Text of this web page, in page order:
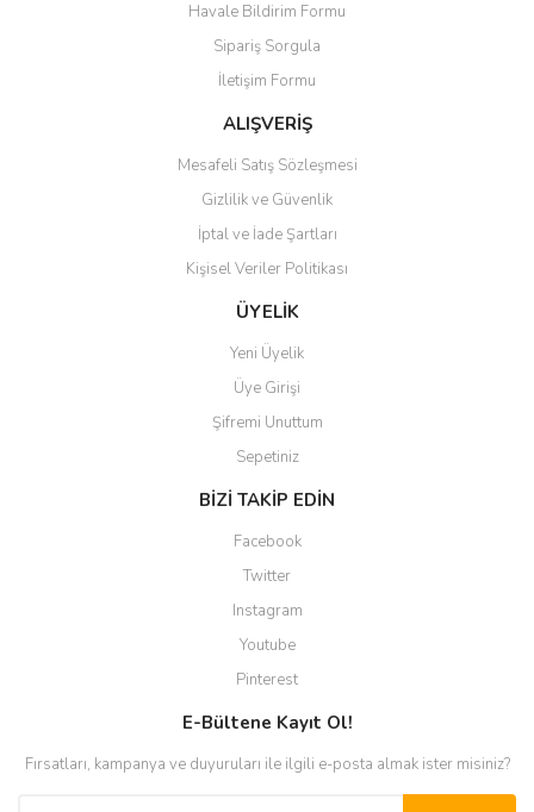
Havale Bildirim Formu
Sipariş Sorgula
İletişim Formu
ALIŞVERİŞ
Mesafeli Satış Sözleşmesi
Gizlilik ve Güvenlik
İptal ve İade Şartları
Kişisel Veriler Politikası
ÜYELİK
Yeni Üyelik
Üye Girişi
Şifremi Unuttum
Sepetiniz
BİZİ TAKİP EDİN
Facebook
Twitter
Instagram
Youtube
Pinterest
E-Bültene Kayıt Ol!
Fırsatları, kampanya ve duyuruları ile ilgili e-posta almak ister misiniz?